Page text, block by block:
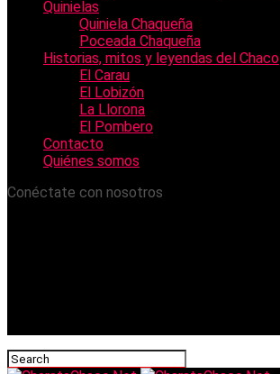
Quinielas
Quiniela Chaqueña
Poceada Chaqueña
Historias, mitos y leyendas del Chaco
El Carau
El Lobizón
La Llorona
El Pombero
Contacto
Quiénes somos
Conéctate con nosotros